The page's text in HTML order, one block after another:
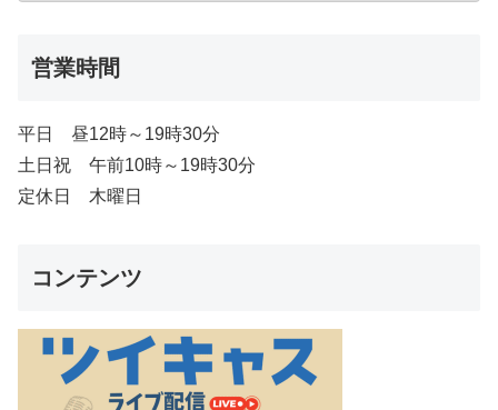
営業時間
平日 昼12時～19時30分
土日祝 午前10時～19時30分
定休日 木曜日
コンテンツ